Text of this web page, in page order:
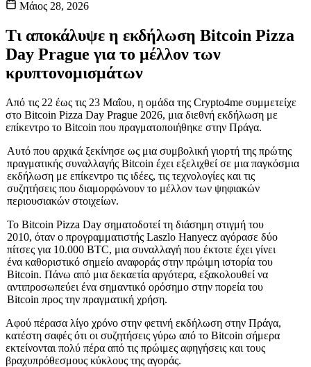
Μάιος 28, 2026
Τι αποκάλυψε η εκδήλωση Bitcoin Pizza
Day Prague για το μέλλον των
κρυπτονομισμάτων
Από τις 22 έως τις 23 Μαΐου, η ομάδα της Crypto4me συμμετείχε
στο Bitcoin Pizza Day Prague 2026, μια διεθνή εκδήλωση με
επίκεντρο το Bitcoin που πραγματοποιήθηκε στην Πράγα.
Αυτό που αρχικά ξεκίνησε ως μια συμβολική γιορτή της πρώτης
πραγματικής συναλλαγής Bitcoin έχει εξελιχθεί σε μια παγκόσμια
εκδήλωση με επίκεντρο τις ιδέες, τις τεχνολογίες και τις
συζητήσεις που διαμορφώνουν το μέλλον των ψηφιακών
περιουσιακών στοιχείων.
Το Bitcoin Pizza Day σηματοδοτεί τη διάσημη στιγμή του
2010, όταν ο προγραμματιστής Laszlo Hanyecz αγόρασε δύο
πίτσες για 10.000 BTC, μια συναλλαγή που έκτοτε έχει γίνει
ένα καθοριστικό σημείο αναφοράς στην πρώιμη ιστορία του
Bitcoin. Πάνω από μια δεκαετία αργότερα, εξακολουθεί να
αντιπροσωπεύει ένα σημαντικό ορόσημο στην πορεία του
Bitcoin προς την πραγματική χρήση.
Αφού πέρασα λίγο χρόνο στην φετινή εκδήλωση στην Πράγα,
κατέστη σαφές ότι οι συζητήσεις γύρω από το Bitcoin σήμερα
εκτείνονται πολύ πέρα από τις πρώιμες αφηγήσεις και τους
βραχυπρόθεσμους κύκλους της αγοράς.